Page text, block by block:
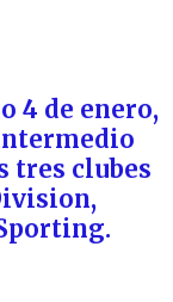
4 de enero,
tres clubes